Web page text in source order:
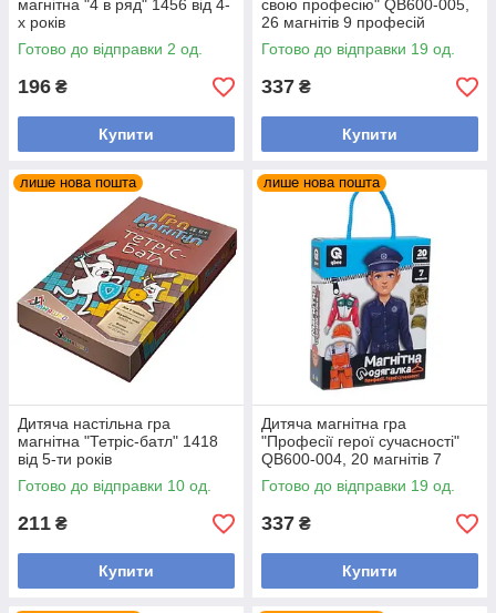
магнітна "4 в ряд" 1456 від 4-
х років
Готово до відправки 2 од.
196 ₴
Купити
свою професію" QB600-005,
26 магнітів 9 професій
Готово до відправки 19 од.
337 ₴
Купити
лише нова пошта
Дитяча настільна гра
магнітна "Тетріс-батл" 1418
від 5-ти років
Готово до відправки 10 од.
211 ₴
Купити
лише нова пошта
Дитяча магнітна гра
"Професії герої сучасності"
QB600-004, 20 магнітів 7
професій
Готово до відправки 19 од.
337 ₴
Купити